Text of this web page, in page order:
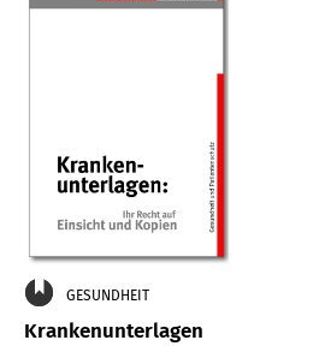
GESUNDHEIT
Krankenunterlagen